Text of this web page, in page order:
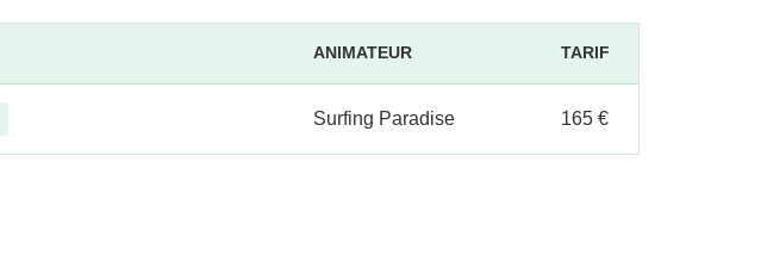
ANIMATEUR
Surfing Paradise
TARIF
165 €